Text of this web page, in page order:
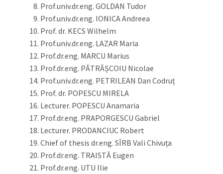
Prof.univ.dr.eng. GOLDAN Tudor
Prof.univ.dr.eng. IONICA Andreea
Prof. dr. KECS Wilhelm
Prof.univ.dr.eng. LAZAR Maria
Prof.dr.eng. MARCU Marius
Prof.dr.eng. PĂTRĂȘCOIU Nicolae
Prof.univ.dr.eng. PETRILEAN Dan Codruț
Prof. dr. POPESCU MIRELA
Lecturer. POPESCU Anamaria
Prof.dr.eng. PRAPORGESCU Gabriel
Lecturer. PRODANCIUC Robert
Chief of thesis dr.eng. SÎRB Vali Chivuța
Prof.dr.eng. TRAISTĂ Eugen
Prof.dr.eng. UTU Ilie